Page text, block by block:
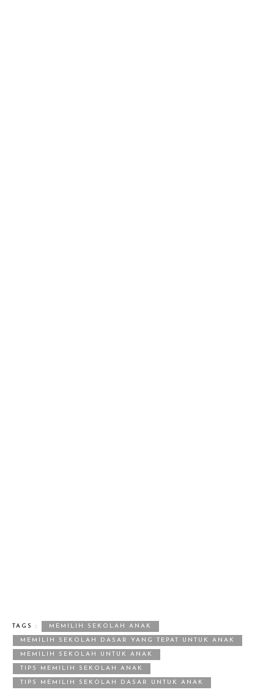
TAGS : MEMILIH SEKOLAH ANAK
MEMILIH SEKOLAH DASAR YANG TEPAT UNTUK ANAK
MEMILIH SEKOLAH UNTUK ANAK
TIPS MEMILIH SEKOLAH ANAK
TIPS MEMILIH SEKOLAH DASAR UNTUK ANAK